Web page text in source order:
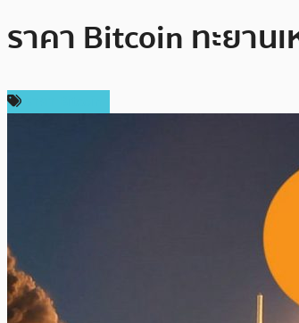
ราคา Bitcoin ทะยาน